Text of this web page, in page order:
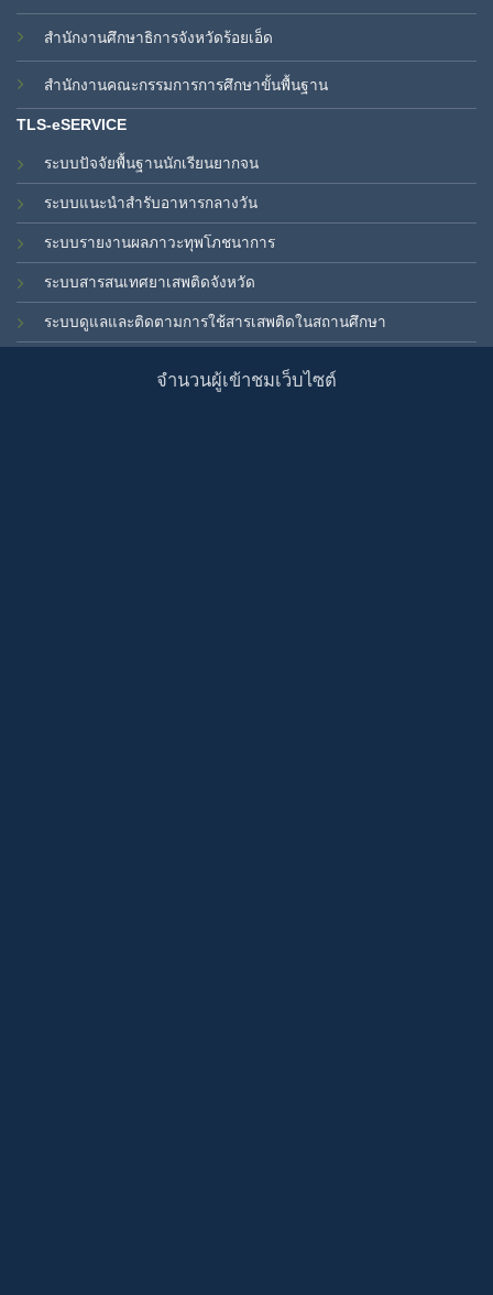
สำนักงานศึกษาธิการจังหวัดร้อยเอ็ด
สำนักงานคณะกรรมการการศึกษาขั้นพื้นฐาน
TLS-eSERVICE
ระบบปัจจัยพื้นฐานนักเรียนยากจน
ระบบแนะนำสำรับอาหารกลางวัน
ระบบรายงานผลภาวะทุพโภชนาการ
ระบบสารสนเทศยาเสพติดจังหวัด
ระบบดูแลและติดตามการใช้สารเสพติดในสถานศึกษา
จำนวนผู้เข้าชมเว็บไซต์